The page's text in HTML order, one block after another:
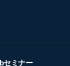
セミナー